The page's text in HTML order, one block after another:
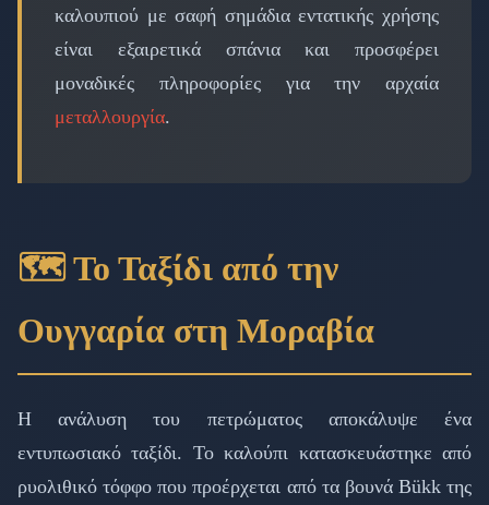
καλουπιού με σαφή σημάδια εντατικής χρήσης
είναι εξαιρετικά σπάνια και προσφέρει
μοναδικές πληροφορίες για την αρχαία
μεταλλουργία.
🗺️ Το Ταξίδι από την
Ουγγαρία στη Μοραβία
Η ανάλυση του πετρώματος αποκάλυψε ένα
εντυπωσιακό ταξίδι. Το καλούπι κατασκευάστηκε από
ρυολιθικό τόφφο που προέρχεται από τα βουνά Bükk της